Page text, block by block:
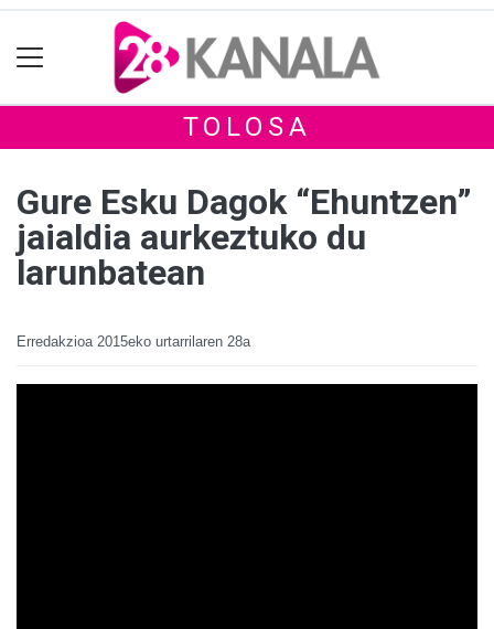
TOLOSA
Gure Esku Dagok “Ehuntzen”
jaialdia aurkeztuko du
larunbatean
Erredakzioa 2015eko urtarrilaren 28a